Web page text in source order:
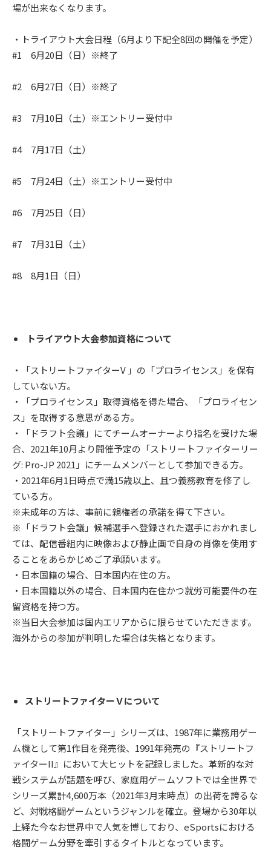
場が出来なくなります。
・トライアウト大会日程（6月より下記全8回の開催を予定）
#1 6月20日（日）※終了
#2 6月27日（日）※終了
#3 7月10日（土）※エントリー受付中
#4 7月17日（土）
#5 7月24日（土）※エントリー受付中
#6 7月25日（日）
#7 7月31日（土）
#8 8月1日（日）
トライアウト大会参加資格について
・「ストリートファイターV 」の「プロライセンス」を保有
していない方。
・「プロライセンス」取得資格を得た場合、「プロライセン
ス」を取得する意思がある方。
・「ドラフト会議」にてチームオーナーより指名を受けた場
合、2021年10月より開催予定の「ストリートファイターリー
グ: Pro-JP 2021」にチームメンバーとして参加できる方。
・2021年6月1日時点で満15歳以上、且つ義務教育を修了し
ている方。
※未成年の方は、事前に親権者の承諾を得て下さい。
※「ドラフト会議」候補選手へ登録された選手におかれまし
ては、配信番組内に映像および静止画で自身の肖像を使用す
ることをあらかじめご了承願います。
・日本国籍の場合、日本国内在住の方。
・日本国籍以外の場合、日本国内在住かつ就労可能要件の在
留資格を持つ方。
※当日大会参加は国内エリアからに限らせていただきます。
海外からの参加が判明した場合は失格となります。
ストリートファイターＶについて
「ストリートファイター」シリーズは、1987年に業務⽤ゲー
ム機として第1作⽬を発売後、1991年発売の『ストリートフ
ァイターII』において⼤ヒットを記録しました。⾰新的な対
戦システムが話題を呼び、家庭⽤ゲームソフトでは全世界で
シリーズ累計4,600万本（2021年3⽉末時点）の出荷を誇るな
ど、対戦格闘ゲームというジャンルを確⽴。登場から30年以
上経た今なお世界中で⼈気を博しており、eSportsにおける
格闘ゲーム分野を牽引するタイトルとなっています。